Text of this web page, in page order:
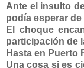
Ante el insulto
podía esperar
El choque
participación de
Hasta en Puerto
Una cosa si es